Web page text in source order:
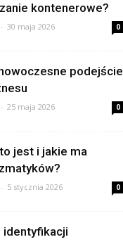
kontenerowe?
- 30 maja 2026 0
podejście
- 25 maja 2026 0
jest i jakie ma
- 5 stycznia 2026 0
identyfikacji